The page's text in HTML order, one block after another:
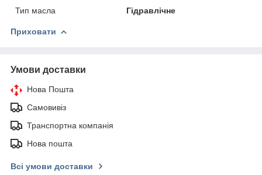
Тип масла
Гідравлічне
Приховати
Умови доставки
Нова Пошта
Самовивіз
Транспортна компанія
Нова пошта
Всі умови доставки